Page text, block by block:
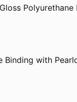
Polyurethane
Binding with